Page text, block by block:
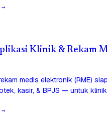
Klinik & Rekam
medis elektronik (RME) siap
kasir, & BPJS — untuk